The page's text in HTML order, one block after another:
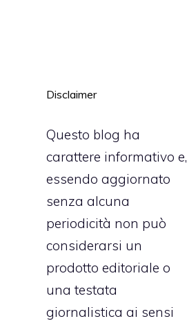
Disclaimer
Questo blog ha
carattere informativo e,
essendo aggiornato
senza alcuna
periodicità non può
considerarsi un
prodotto editoriale o
una testata
giornalistica ai sensi